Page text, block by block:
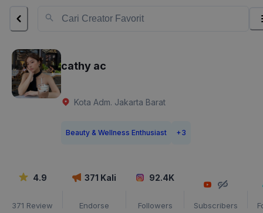
cathy ac
Kota Adm. Jakarta Barat
Beauty & Wellness Enthusiast +3
4.9
371 Review
371 Kali
Endorse
92.4K
Followers Subscribers